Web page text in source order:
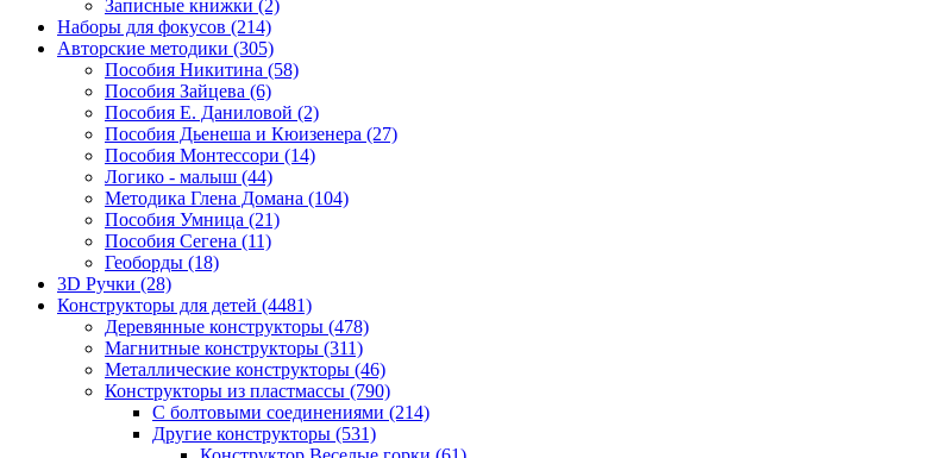
Записные книжки (2)
Наборы для фокусов (214)
Авторские методики (305)
Пособия Никитина (58)
Пособия Зайцева (6)
Пособия Е. Даниловой (2)
Пособия Дьенеша и Кюизенера (27)
Пособия Монтессори (14)
Логико - малыш (44)
Методика Глена Домана (104)
Пособия Умница (21)
Пособия Сегена (11)
Геоборды (18)
3D Ручки (28)
Конструкторы для детей (4481)
Деревянные конструкторы (478)
Магнитные конструкторы (311)
Металлические конструкторы (46)
Конструкторы из пластмассы (790)
С болтовыми соединениями (214)
Другие конструкторы (531)